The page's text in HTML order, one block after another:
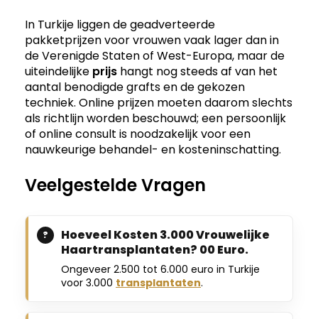
In Turkije liggen de geadverteerde
pakketprijzen voor vrouwen vaak lager dan in
de Verenigde Staten of West-Europa, maar de
uiteindelijke prijs hangt nog steeds af van het
aantal benodigde grafts en de gekozen
techniek. Online prijzen moeten daarom slechts
als richtlijn worden beschouwd; een persoonlijk
of online consult is noodzakelijk voor een
nauwkeurige behandel- en kosteninschatting.
Veelgestelde Vragen
Hoeveel Kosten 3.000 Vrouwelijke
Haartransplantaten? 00 Euro.
Ongeveer 2.500 tot 6.000 euro in Turkije
voor 3.000 transplantaten.